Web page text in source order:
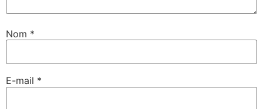
Nom *
E-mail *